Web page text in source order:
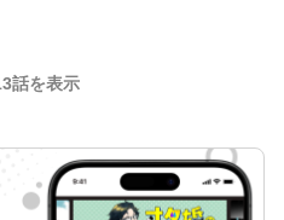
話を表示